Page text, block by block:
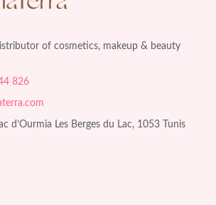
of cosmetics, makeup & beauty
826
d’Ourmia Les Berges du Lac, 1053 Tunis